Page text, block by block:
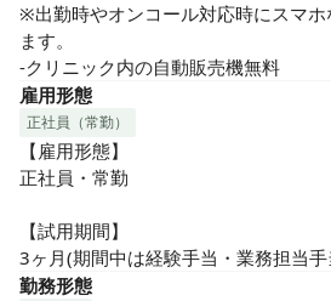
※出勤時やオンコール対応時にスマ
ます。
-クリニック内の自動販売機無料
雇用形態
正社員（常勤）
【雇用形態】
正社員・常勤
【試用期間】
3ヶ月(期間中は経験手当・業務担当
勤務形態